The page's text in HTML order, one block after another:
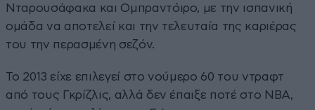
Νταρουσάφακα και Ομπραντόιρο, με την ισπανική
ομάδα να αποτελεί και την τελευταία της καριέρας
του την περασμένη σεζόν.
Το 2013 είχε επιλεγεί στο νούμερο 60 του ντραφτ
από τους Γκρίζλις, αλλά δεν έπαιξε ποτέ στο ΝΒΑ,